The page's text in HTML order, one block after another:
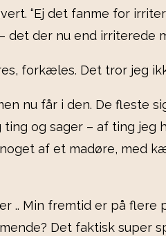
“Ej det fanme for
det der nu end irriterede
forkæles. Det tror jeg
nu får i den. De fleste
og sager – af ting jeg
af et madøre, med
.. Min fremtid er på flere
Det faktisk super